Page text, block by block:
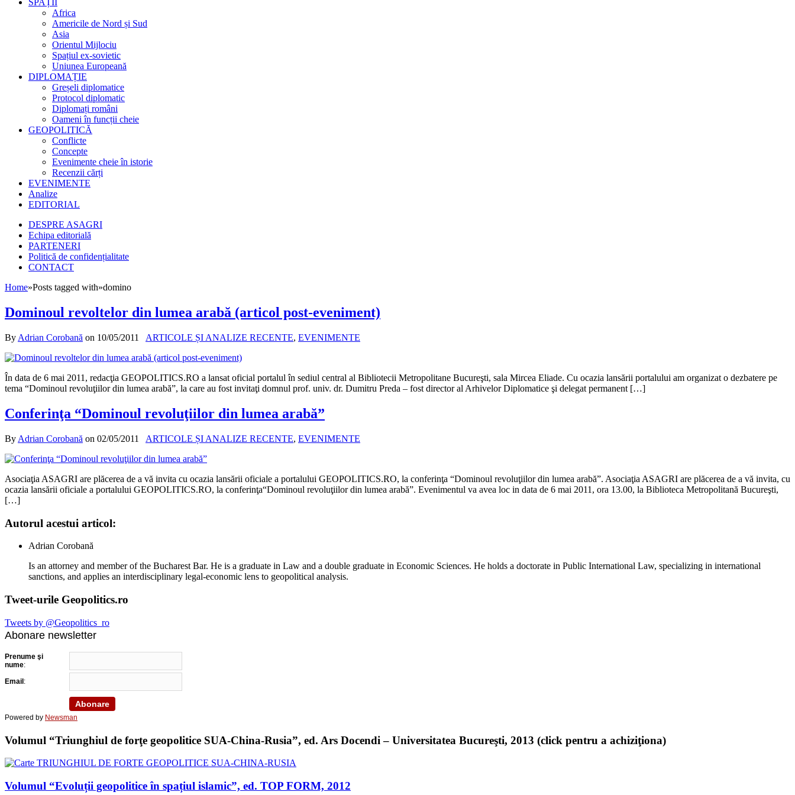
SPAȚII
Africa
Americile de Nord și Sud
Asia
Orientul Mijlociu
Spațiul ex-sovietic
Uniunea Europeană
DIPLOMAȚIE
Greșeli diplomatice
Protocol diplomatic
Diplomați români
Oameni în funcții cheie
GEOPOLITICĂ
Conflicte
Concepte
Evenimente cheie în istorie
Recenzii cărți
EVENIMENTE
Analize
EDITORIAL
DESPRE ASAGRI
Echipa editorială
PARTENERI
Politică de confidențialitate
CONTACT
Home»Posts tagged with»domino
Dominoul revoltelor din lumea arabă (articol post-eveniment)
By Adrian Corobană on 10/05/2011 ARTICOLE ȘI ANALIZE RECENTE, EVENIMENTE
În data de 6 mai 2011, redacţia GEOPOLITICS.RO a lansat oficial portalul în sediul central al Bibliotecii Metropolitane Bucureşti, sala Mircea Eliade. Cu ocazia lansării portalului am organizat o dezbatere pe
tema “Dominoul revoluţiilor din lumea arabă”, la care au fost invitaţi domnul prof. univ. dr. Dumitru Preda – fost director al Arhivelor Diplomatice şi delegat permanent […]
Conferinţa “Dominoul revoluţiilor din lumea arabă”
By Adrian Corobană on 02/05/2011 ARTICOLE ȘI ANALIZE RECENTE, EVENIMENTE
Asociaţia ASAGRI are plăcerea de a vă invita cu ocazia lansării oficiale a portalului GEOPOLITICS.RO, la conferinţa “Dominoul revoluţiilor din lumea arabă”. Asociaţia ASAGRI are plăcerea de a vă invita, cu
ocazia lansării oficiale a portalului GEOPOLITICS.RO, la conferinţa“Dominoul revoluţiilor din lumea arabă”. Evenimentul va avea loc in data de 6 mai 2011, ora 13.00, la Biblioteca Metropolitană Bucureşti,
[…]
Autorul acestui articol:
Adrian Corobană
Is an attorney and member of the Bucharest Bar. He is a graduate in Law and a double graduate in Economic Sciences. He holds a doctorate in Public International Law, specializing in international
sanctions, and applies an interdisciplinary legal-economic lens to geopolitical analysis.
Tweet-urile Geopolitics.ro
Tweets by @Geopolitics_ro
Abonare newsletter
Prenume şi
nume:
Email :
Powered by Newsman
Volumul “Triunghiul de forţe geopolitice SUA-China-Rusia”, ed. Ars Docendi – Universitatea Bucureşti, 2013 (click pentru a achiziţiona)
Volumul “Evoluții geopolitice în spațiul islamic”, ed. TOP FORM, 2012